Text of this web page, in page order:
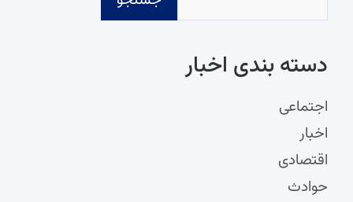
دسته‌ بندی اخبار
اجتماعی
اخبار
اقتصادی
حوادث